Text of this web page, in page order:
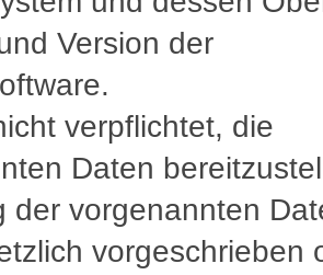
Version der
verpflichtet, die
Daten
der vorgenannten
vorgeschrieben